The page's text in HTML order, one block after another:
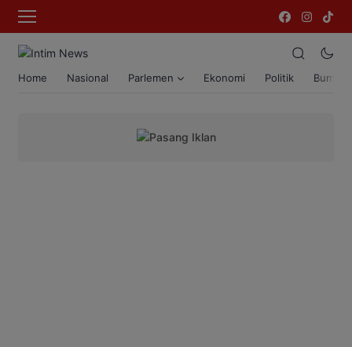
Home Nasional Parlemen Ekonomi Politik Bumi